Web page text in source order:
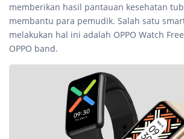
memberikan hasil pantauan kesehatan
membantu para pemudik. Salah satu
melakukan hal ini adalah OPPO Watch
OPPO band.